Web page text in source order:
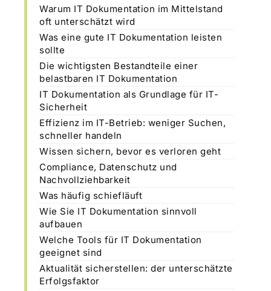
Warum IT Dokumentation im Mittelstand
oft unterschätzt wird
Was eine gute IT Dokumentation leisten
sollte
Die wichtigsten Bestandteile einer
belastbaren IT Dokumentation
IT Dokumentation als Grundlage für IT-
Sicherheit
Effizienz im IT-Betrieb: weniger Suchen,
schneller handeln
Wissen sichern, bevor es verloren geht
Compliance, Datenschutz und
Nachvollziehbarkeit
Was häufig schiefläuft
Wie Sie IT Dokumentation sinnvoll
aufbauen
Welche Tools für IT Dokumentation
geeignet sind
Aktualität sicherstellen: der unterschätzte
Erfolgsfaktor